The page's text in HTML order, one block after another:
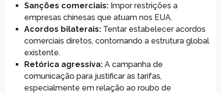
Sanções comerciais:Impor restrições a
empresas chinesas que atuam nos EUA.
Acordos bilaterais:Tentar estabelecer acordos
comerciais diretos, contornando a estrutura global
existente.
Retórica agressiva:A campanha de
comunicação para justificar as tarifas,
especialmente em relação ao roubo de